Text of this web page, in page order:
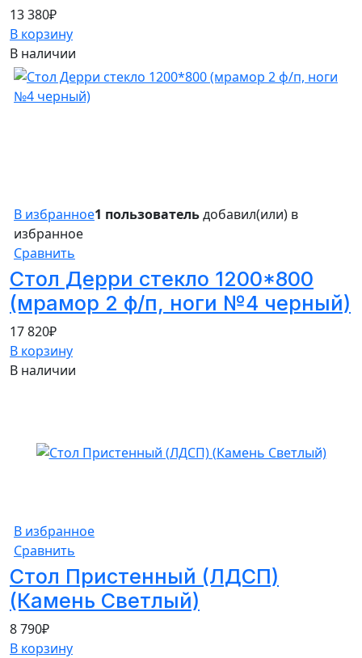
13 380₽
В корзину
В наличии
В избранное1 пользовательдобавил(или) в
избранное
Сравнить
Стол Дерри стекло 1200*800
(мрамор 2 ф/п, ноги №4 черный)
17 820₽
В корзину
В наличии
В избранное
Сравнить
Стол Пристенный (ЛДСП)
(Камень Светлый)
8 790₽
В корзину